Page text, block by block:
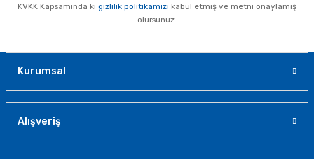
KVKK Kapsamında ki gizlilik politikamızı kabul etmiş ve metni onaylamış
olursunuz.
Kurumsal
Alışveriş